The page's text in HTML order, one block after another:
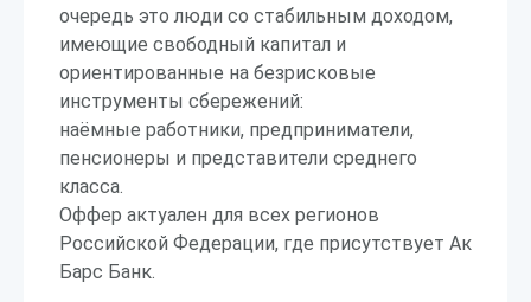
очередь это люди со стабильным доходом,
имеющие свободный капитал и
ориентированные на безрисковые
инструменты сбережений:
наёмные работники, предприниматели,
пенсионеры и представители среднего
класса.
Оффер актуален для всех регионов
Российской Федерации, где присутствует Ак
Барс Банк.